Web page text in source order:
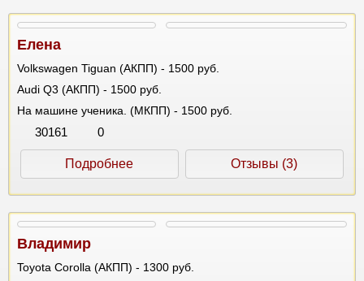
Елена
Volkswagen Tiguan (АКПП) - 1500 руб.
Audi Q3 (АКПП) - 1500 руб.
На машине ученика. (МКПП) - 1500 руб.
30161 0
Подробнее Отзывы (3)
Владимир
Toyota Corolla (АКПП) - 1300 руб.